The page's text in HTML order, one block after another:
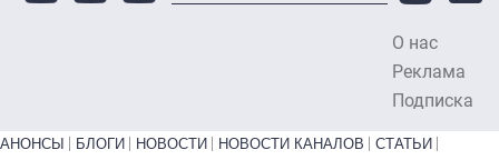
О нас
Реклама
Подписка
Primary links bottom
АНОНСЫ БЛОГИ НОВОСТИ НОВОСТИ КАНАЛОВ
СТАТЬИ